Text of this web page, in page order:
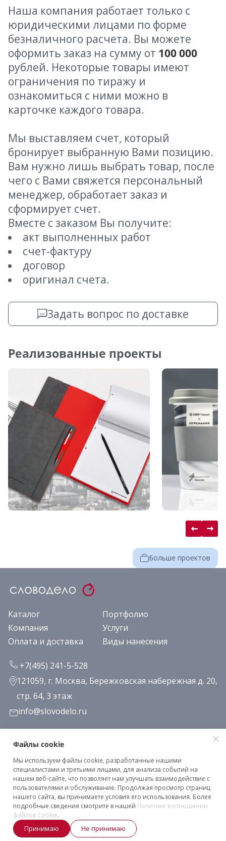
Наша компания работает только с
юридическими лицами по форме
безналичного расчета. Вы можете
оформить заказ на сумму от 100 000
рублей. Некоторые товары имеют
ограничения по тиражу и
ознакомиться с ними можно в
карточке каждого товара.
Мы выставляем счет, который
бронирует выбранную Вами позицию.
Вам нужно лишь выбрать товар, после
чего с Вами свяжется персональный
менеджер, обработает заказ и
сформирует счет.
Вместе с заказом Вы получите:
акт выполненных работ
счет-фактуру
договор
оригинал счета.
Задать вопрос по доставке
Реализованные проекты
Больше проектов
Каталог
Портфолио
Компания
Услуги
Оплата и доставка
Виды нанесения
+7(495) 241-5-528
121059, г. Москва, Бережковская набережная д. 20,
стр. 64, 3 этаж
info@slovodelo.ru
Заказать звонок
Подписаться на рассылку
Клиентское соглашение
Политика конфиденциальности
2026 © «Словодело». Все права защищены
Файлы cookie
Мы используем файлы cookie, разработанные нашими
специалистами и третьими лицами, для анализа событий на
нашем веб-сайте, что позволяет нам улучшать взаимодействие с
пользователями и обслуживание. Продолжая просмотр страниц
нашего сайта, вы принимаете условия его использования. Более
подробные сведения смотрите в нашей Политике в отношении
файлов Cookie.
Принимаю Не принимаю